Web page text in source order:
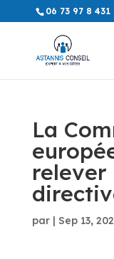
06 73 97 8 431
La
relever
par | Sep 13,